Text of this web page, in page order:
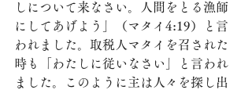
しについて来なさい。人間をとる漁師
にしてあげよう」（マタイ4:19）と言
われました。取税人マタイを召された
時も「わたしに従いなさい」と言われ
ました。このように主は人々を探し出